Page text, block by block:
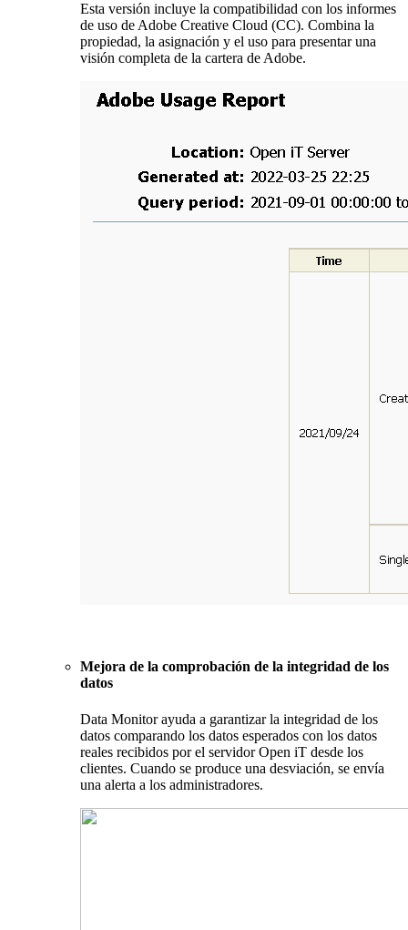
Esta versión incluye la compatibilidad con los informes
de uso de Adobe Creative Cloud (CC). Combina la
propiedad, la asignación y el uso para presentar una
visión completa de la cartera de Adobe.
Mejora de la comprobación de la integridad de los
datos
Data Monitor ayuda a garantizar la integridad de los
datos comparando los datos esperados con los datos
reales recibidos por el servidor Open iT desde los
clientes. Cuando se produce una desviación, se envía
una alerta a los administradores.